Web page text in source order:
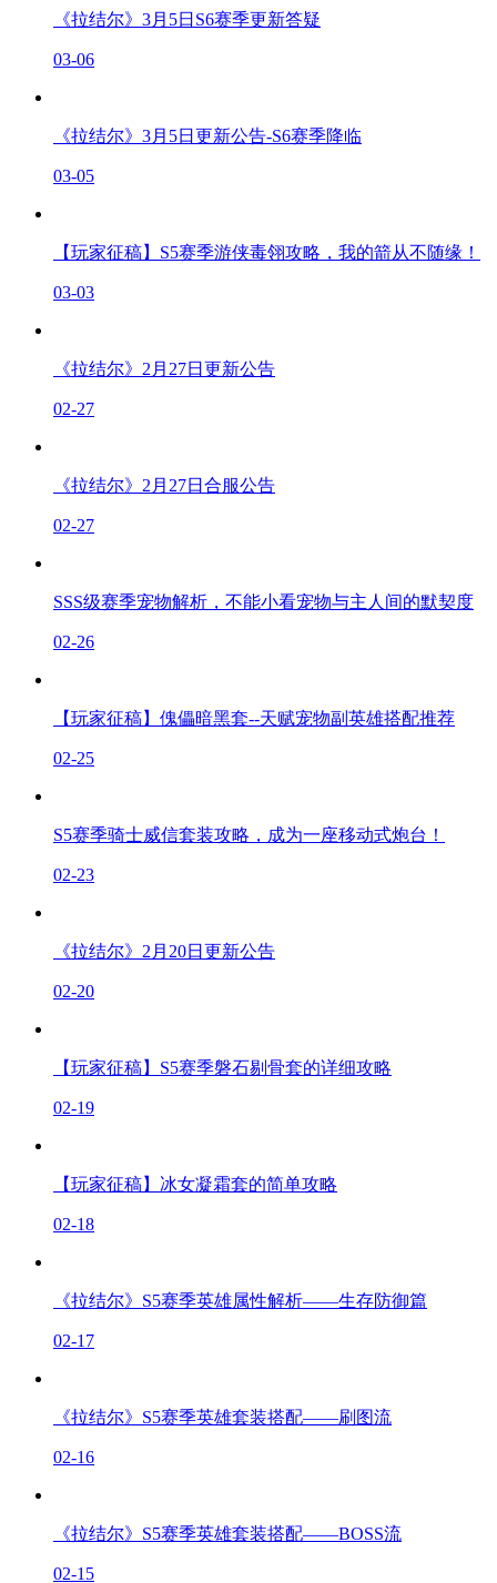
《拉结尔》3月5日S6赛季更新答疑
03-06
《拉结尔》3月5日更新公告-S6赛季降临
03-05
【玩家征稿】S5赛季游侠毒翎攻略，我的箭从不随缘！
03-03
《拉结尔》2月27日更新公告
02-27
《拉结尔》2月27日合服公告
02-27
SSS级赛季宠物解析，不能小看宠物与主人间的默契度
02-26
【玩家征稿】傀儡暗黑套--天赋宠物副英雄搭配推荐
02-25
S5赛季骑士威信套装攻略，成为一座移动式炮台！
02-23
《拉结尔》2月20日更新公告
02-20
【玩家征稿】S5赛季磐石剔骨套的详细攻略
02-19
【玩家征稿】冰女凝霜套的简单攻略
02-18
《拉结尔》S5赛季英雄属性解析——生存防御篇
02-17
《拉结尔》S5赛季英雄套装搭配——刷图流
02-16
《拉结尔》S5赛季英雄套装搭配——BOSS流
02-15